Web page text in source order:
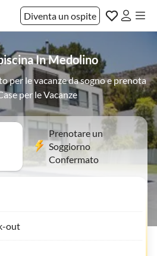
Diventa un ospite
In Medolino
per le vacanze da sogno e prenota
per le Vacanze
Prenotare un
Soggiorno
Confermato